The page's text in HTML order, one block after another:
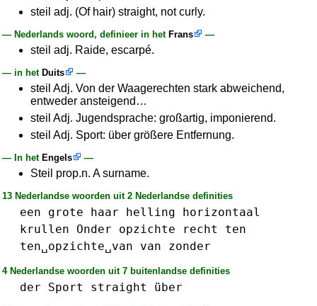
steil adj. (Of hair) straight, not curly.
— Nederlands woord, definieer in het Frans —
steil adj. Raide, escarpé.
— in het Duits —
steil Adj. Von der Waagerechten stark abweichend,
entweder ansteigend…
steil Adj. Jugendsprache: großartig, imponierend.
steil Adj. Sport: über größere Entfernung.
— In het Engels —
Steil prop.n. A surname.
13 Nederlandse woorden uit 2 Nederlandse definities
een grote haar helling
horizontaal
krullen
Onder opzichte recht
ten
ten␣opzichte␣van
van zonder
4 Nederlandse woorden uit 7 buitenlandse definities
der Sport straight über